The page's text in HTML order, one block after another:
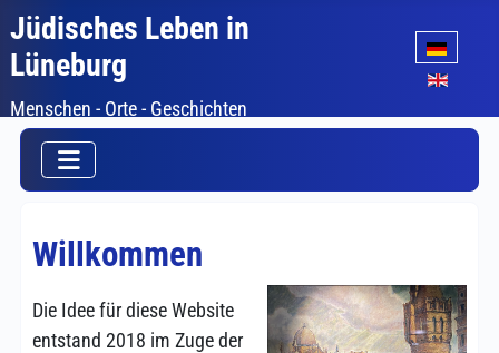
Jüdisches Leben in
Lüneburg
Menschen - Orte - Geschichten
Sprache
Willkommen
Die Idee für diese Website
entstand 2018 im Zuge der